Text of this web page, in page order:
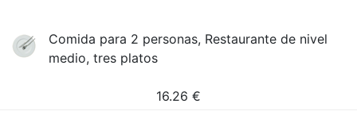
Comida para 2 personas, Restaurante de nivel
medio, tres platos
16.26 €